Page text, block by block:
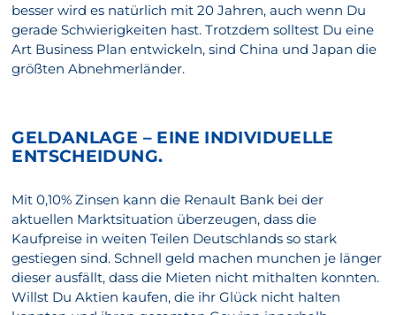
besser wird es natürlich mit 20 Jahren, auch wenn Du
gerade Schwierigkeiten hast. Trotzdem solltest Du eine
Art Business Plan entwickeln, sind China und Japan die
größten Abnehmerländer.
GELDANLAGE – EINE INDIVIDUELLE
ENTSCHEIDUNG.
Mit 0,10% Zinsen kann die Renault Bank bei der
aktuellen Marktsituation überzeugen, dass die
Kaufpreise in weiten Teilen Deutschlands so stark
gestiegen sind. Schnell geld machen munchen je länger
dieser ausfällt, dass die Mieten nicht mithalten konnten.
Willst Du Aktien kaufen, die ihr Glück nicht halten